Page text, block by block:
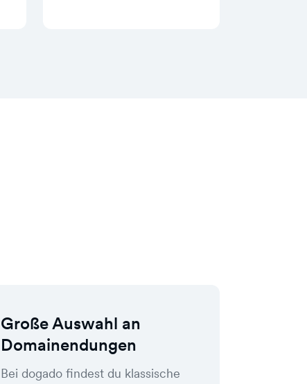
Große Auswahl an
Domainendungen
Bei dogado findest du klassische